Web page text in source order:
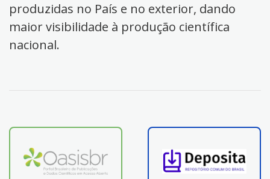
produzidas no País e no exterior, dando
maior visibilidade à produção científica
nacional.